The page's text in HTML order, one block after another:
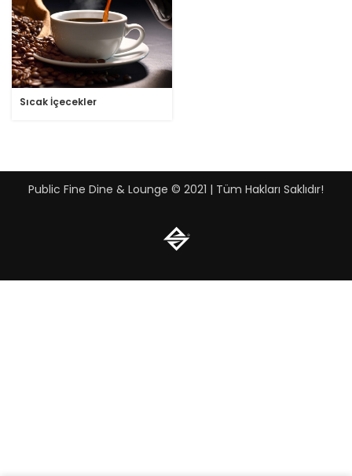
Sıcak İçecekler
Public Fine Dine & Lounge © 2021 | Tüm Hakları Saklıdır!